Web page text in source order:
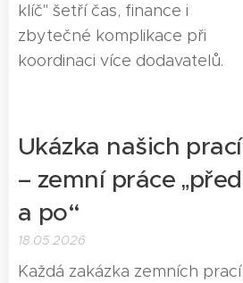
klíč" šetří čas, finance i
zbytečné komplikace při
koordinaci více dodavatelů.
Ukázka našich prací
– zemní práce „před
a po“
18.05.2026
Každá zakázka zemních prací